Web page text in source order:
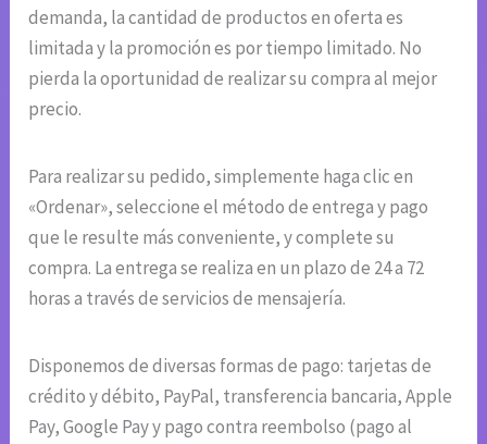
demanda, la cantidad de productos en oferta es
limitada y la promoción es por tiempo limitado. No
pierda la oportunidad de realizar su compra al mejor
precio.
Para realizar su pedido, simplemente haga clic en
«Ordenar», seleccione el método de entrega y pago
que le resulte más conveniente, y complete su
compra. La entrega se realiza en un plazo de 24 a 72
horas a través de servicios de mensajería.
Disponemos de diversas formas de pago: tarjetas de
crédito y débito, PayPal, transferencia bancaria, Apple
Pay, Google Pay y pago contra reembolso (pago al